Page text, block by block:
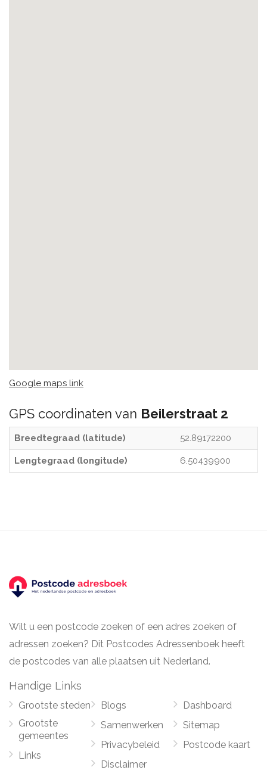
Google maps link
GPS coordinaten van Beilerstraat 2
Breedtegraad (latitude) 52.89172200
Lengtegraad (longitude) 6.50439900
Wilt u een postcode zoeken of een adres zoeken of
adressen zoeken? Dit Postcodes Adressenboek heeft
de postcodes van alle plaatsen uit Nederland.
Handige Links
Grootste steden
Grootste
gemeentes
Links
Blogs
Samenwerken
Privacybeleid
Disclaimer
Dashboard
Sitemap
Postcode kaart